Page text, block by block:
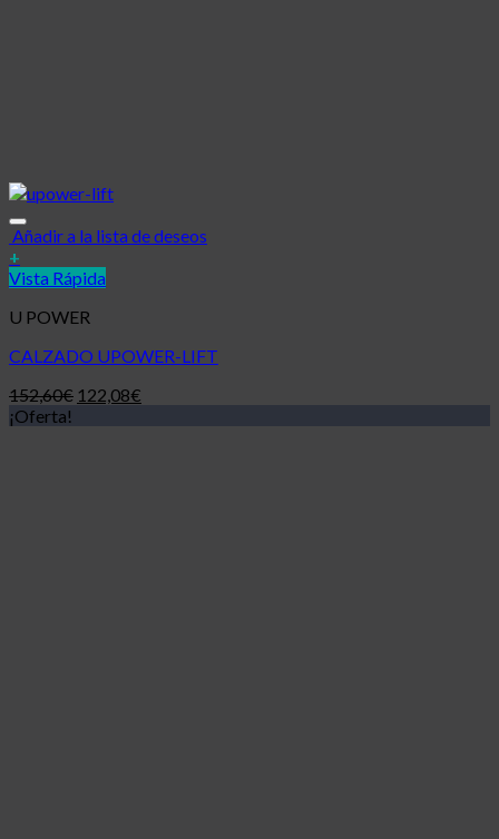
Añadir a la lista de deseos
+
Vista Rápida
U POWER
CALZADO UPOWER-LIFT
152,60€ 122,08€
¡Oferta!